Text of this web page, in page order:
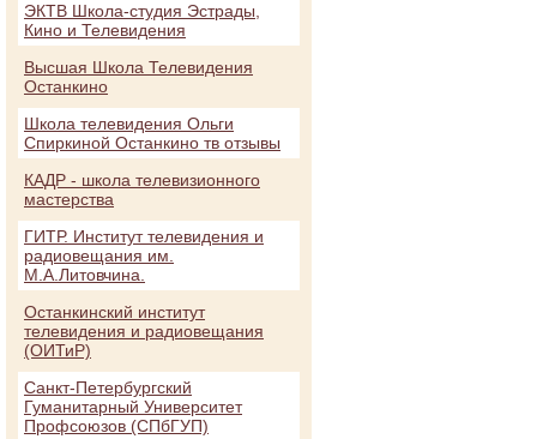
ЭКТВ Школа-студия Эстрады,
Кино и Телевидения
Высшая Школа Телевидения
Останкино
Школа телевидения Ольги
Спиркиной Останкино тв отзывы
КАДР - школа телевизионного
мастерства
ГИТР. Институт телевидения и
радиовещания им.
М.А.Литовчина.
Останкинский институт
телевидения и радиовещания
(ОИТиР)
Санкт-Петербургский
Гуманитарный Университет
Профсоюзов (СПбГУП)